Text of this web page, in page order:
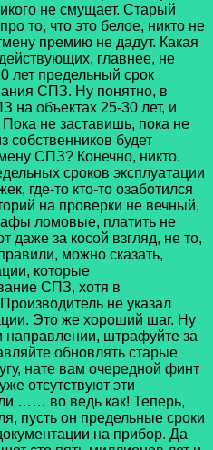
не смущает. Старый
то, что это белое, никто не
премию не дадут. Какая
главнее, не
лет предельный срок
СПЗ. Ну понятно, в
на объектах 25-30 лет, и
не заставишь, пока не
собственников будет
СПЗ? Конечно, никто.
сроков эксплуатации
где-то кто-то озаботился
на проверки не вечный,
ломовые, платить не
даже за косой взгляд, не то,
можно сказать,
которые
СПЗ, хотя в
не указал
Это же хороший шаг. Ну
направлении, штрафуйте за
обновлять старые
нате вам очередной финт
отсутствуют эти
…… во ведь как! Теперь,
пусть он предельные сроки
на прибор. Да